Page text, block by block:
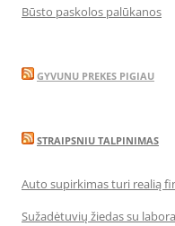
Būsto paskolos palūkanos
GYVUNU PREKES PIGIAU
STRAIPSNIU TALPINIMAS
Auto supirkimas turi realią
Sužadėtuvių žiedas su